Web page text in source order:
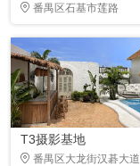
番禺区石基市莲路
T3摄影基地
番禺区大龙街汉碁大道